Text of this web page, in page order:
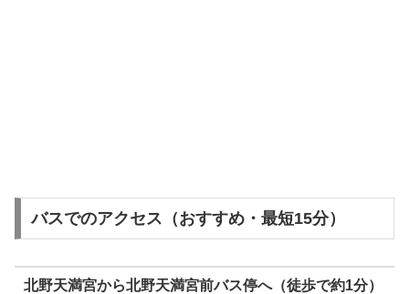
バスでのアクセス（おすすめ・最短15分）
北野天満宮から北野天満宮前バス停へ（徒歩で約1分）